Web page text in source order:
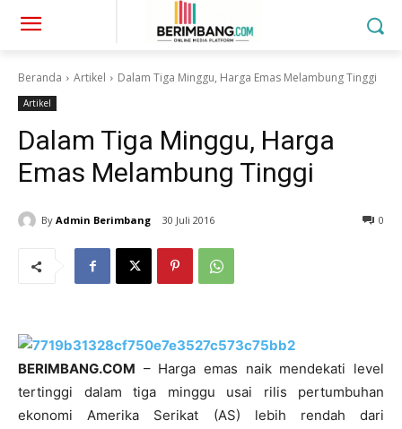
Beranda Artikel Dalam Tiga Minggu, Harga Emas Melambung Tinggi
Artikel
Dalam Tiga Minggu, Harga
Emas Melambung Tinggi
By Admin Berimbang 30 Juli 2016 0
BERIMBANG.COM – Harga emas naik mendekati level
tertinggi dalam tiga minggu usai rilis pertumbuhan
ekonomi Amerika Serikat (AS) lebih rendah dari